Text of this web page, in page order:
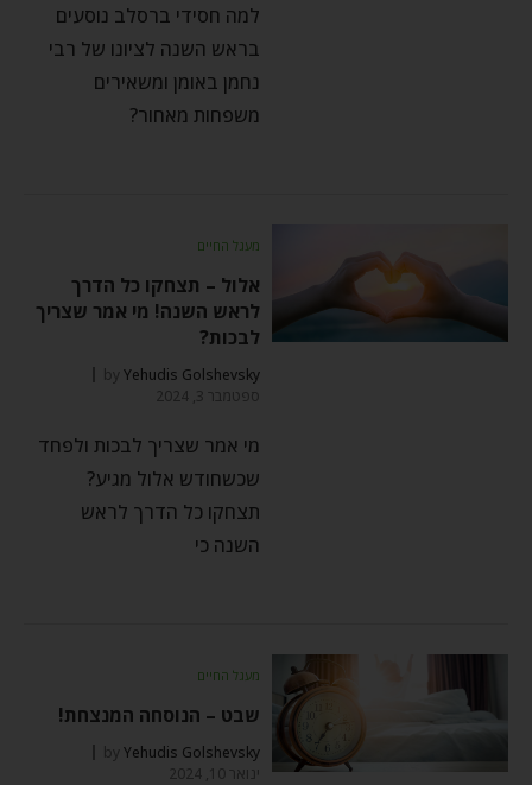
למה חסידי ברסלב נוסעים
בראש השנה לציונו של רבי
נחמן באומן ומשאירים
משפחות מאחור?
מעגל החיים
אלול – תצחקו כל הדרך
לראש השנה! מי אמר שצריך
לבכות?
byYehudis Golshevsky
ספטמבר 3, 2024
מי אמר שצריך לבכות ולפחד
שכשחודש אלול מגיע?
תצחקו כל הדרך לראש
השנה כי
מעגל החיים
שבט – הנוסחה המנצחת!
byYehudis Golshevsky
ינואר 10, 2024